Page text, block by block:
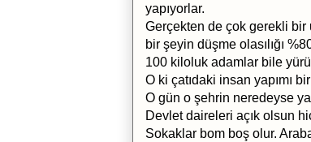
yapıyorlar.
Gerçekten de çok gerekli bir
bir şeyin düşme olasılığı
100 kiloluk adamlar bile
O ki çatıdaki insan yapımı
O gün o şehrin neredeyse
Devlet daireleri açık olsun
Sokaklar bom boş olur.